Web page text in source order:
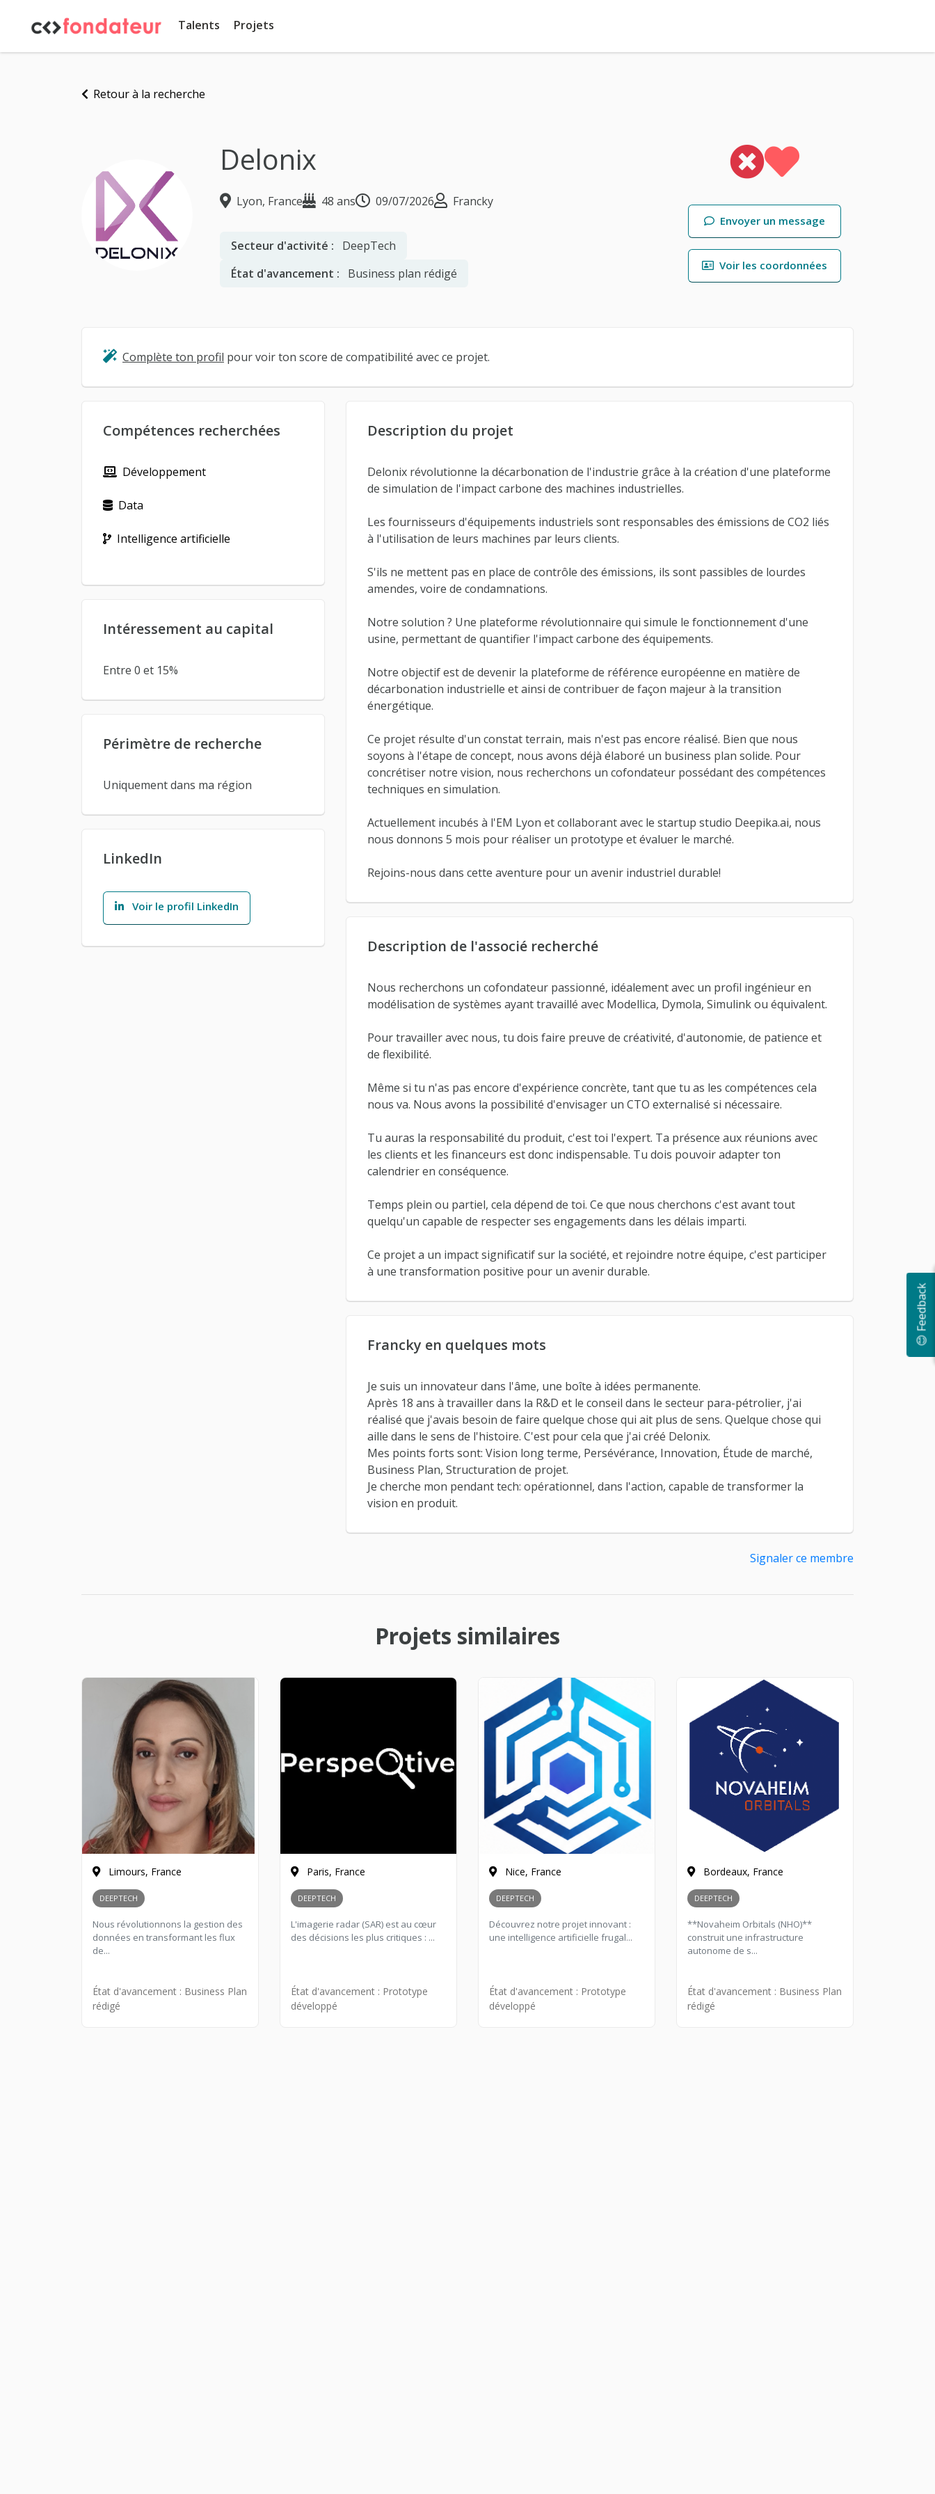
Talents Projets
Retour à la recherche
Delonix
Lyon, France 48 ans 09/07/2026 Francky
Secteur d'activité :
DeepTech
État d'avancement :
Business plan rédigé
Envoyer un message
Voir les coordonnées
Complète ton profil pour voir ton score de compatibilité avec ce projet.
Description du projet
Delonix révolutionne la décarbonation de l'industrie grâce à la création d'une plateforme
de simulation de l'impact carbone des machines industrielles.
Les fournisseurs d'équipements industriels sont responsables des émissions de CO2 liés
à l'utilisation de leurs machines par leurs clients.
S'ils ne mettent pas en place de contrôle des émissions, ils sont passibles de lourdes
amendes, voire de condamnations.
Notre solution ? Une plateforme révolutionnaire qui simule le fonctionnement d'une
usine, permettant de quantifier l'impact carbone des équipements.
Notre objectif est de devenir la plateforme de référence européenne en matière de
décarbonation industrielle et ainsi de contribuer de façon majeur à la transition
énergétique.
Ce projet résulte d'un constat terrain, mais n'est pas encore réalisé. Bien que nous
soyons à l'étape de concept, nous avons déjà élaboré un business plan solide. Pour
concrétiser notre vision, nous recherchons un cofondateur possédant des compétences
techniques en simulation.
Actuellement incubés à l'EM Lyon et collaborant avec le startup studio Deepika.ai, nous
nous donnons 5 mois pour réaliser un prototype et évaluer le marché.
Rejoins-nous dans cette aventure pour un avenir industriel durable!
Description de l'associé recherché
Nous recherchons un cofondateur passionné, idéalement avec un profil ingénieur en
modélisation de systèmes ayant travaillé avec Modellica, Dymola, Simulink ou équivalent.
Pour travailler avec nous, tu dois faire preuve de créativité, d'autonomie, de patience et
de flexibilité.
Même si tu n'as pas encore d'expérience concrète, tant que tu as les compétences cela
nous va. Nous avons la possibilité d'envisager un CTO externalisé si nécessaire.
Tu auras la responsabilité du produit, c'est toi l'expert. Ta présence aux réunions avec
les clients et les financeurs est donc indispensable. Tu dois pouvoir adapter ton
calendrier en conséquence.
Temps plein ou partiel, cela dépend de toi. Ce que nous cherchons c'est avant tout
quelqu'un capable de respecter ses engagements dans les délais imparti.
Ce projet a un impact significatif sur la société, et rejoindre notre équipe, c'est participer
à une transformation positive pour un avenir durable.
Francky en quelques mots
Je suis un innovateur dans l'âme, une boîte à idées permanente.
Après 18 ans à travailler dans la R&D et le conseil dans le secteur para-pétrolier, j'ai
réalisé que j'avais besoin de faire quelque chose qui ait plus de sens. Quelque chose qui
aille dans le sens de l'histoire. C'est pour cela que j'ai créé Delonix.
Mes points forts sont: Vision long terme, Persévérance, Innovation, Étude de marché,
Business Plan, Structuration de projet.
Je cherche mon pendant tech: opérationnel, dans l'action, capable de transformer la
vision en produit.
Signaler ce membre
Compétences recherchées
Développement
Data
Intelligence artificielle
Intéressement au capital
Entre 0 et 15%
Périmètre de recherche
Uniquement dans ma région
LinkedIn
Voir le profil LinkedIn
Projets similaires
Limours, France
DEEPTECH
Nous révolutionnons la gestion des
données en transformant les flux
de...
État d'avancement : Business Plan
rédigé
Paris, France
DEEPTECH
L'imagerie radar (SAR) est au cœur
des décisions les plus critiques : ...
État d'avancement : Prototype
développé
Nice, France
DEEPTECH
Découvrez notre projet innovant :
une intelligence artificielle frugal...
État d'avancement : Prototype
développé
Bordeaux, France
DEEPTECH
**Novaheim Orbitals (NHO)**
construit une infrastructure
autonome de s...
État d'avancement : Business Plan
rédigé
😊 Feedback